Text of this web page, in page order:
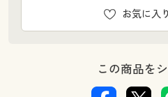
お気に入
この商品を